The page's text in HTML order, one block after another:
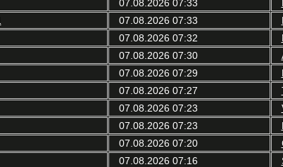
07.08.2026 07:33
07.08.2026 07:33
07.08.2026 07:32
07.08.2026 07:30
07.08.2026 07:29
07.08.2026 07:27
07.08.2026 07:23
07.08.2026 07:23
07.08.2026 07:20
07.08.2026 07:16